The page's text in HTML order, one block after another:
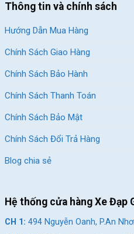
Thông tin và chính sách
Hướng Dẫn Mua Hàng
Chính Sách Giao Hàng
Chính Sách Bảo Hành
Chính Sách Thanh Toán
Chính Sách Bảo Mật
Chính Sách Đổi Trả Hàng
Blog chia sẻ
Hệ thống cửa hàng Xe Đạp
CH 1: 494 Nguyễn Oanh, P.An